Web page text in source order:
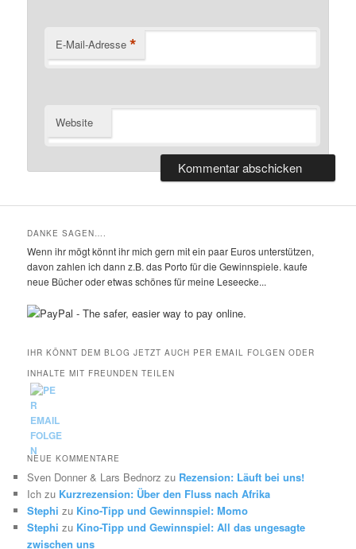
E-Mail-Adresse *
Website
DANKE SAGEN….
Wenn ihr mögt könnt ihr mich gern mit ein paar Euros unterstützen,
davon zahlen ich dann z.B. das Porto für die Gewinnspiele. kaufe
neue Bücher oder etwas schönes für meine Leseecke...
IHR KÖNNT DEM BLOG JETZT AUCH PER EMAIL FOLGEN ODER
INHALTE MIT FREUNDEN TEILEN
NEUE KOMMENTARE
Sven Donner & Lars Bednorz zu Rezension: Läuft bei uns!
Ich zu Kurzrezension: Über den Fluss nach Afrika
Stephi zu Kino-Tipp und Gewinnspiel: Momo
Stephi zu Kino-Tipp und Gewinnspiel: All das ungesagte
zwischen uns